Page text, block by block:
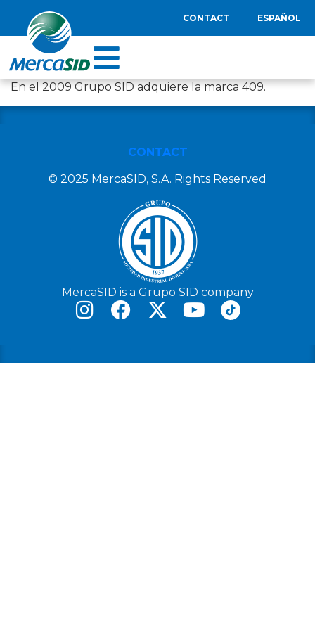
CONTACT ESPAÑOL
En el 2009 Grupo SID adquiere la marca 409.
CONTACT
© 2025 MercaSID, S.A. Rights Reserved
MercaSID is a Grupo SID company